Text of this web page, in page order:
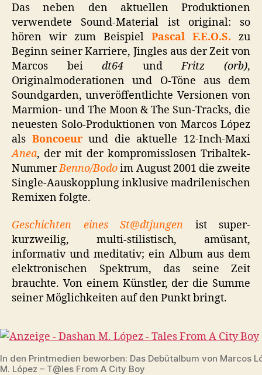
Das neben den aktuellen Produktionen
verwendete Sound-Material ist original: so
hören wir zum Beispiel Pascal F.E.O.S. zu
Beginn seiner Karriere, Jingles aus der Zeit von
Marcos beidt64 undFritz (orb),
Originalmoderationen und O-Töne aus dem
Soundgarden, unveröffentlichte Versionen von
Marmion- und The Moon & The Sun-Tracks, die
neuesten Solo-Produktionen von Marcos López
als Boncoeurund die aktuelle 12-Inch-Maxi
Anea, der mit der kompromisslosen Tribaltek-
NummerBenno/Bodoim August 2001 die zweite
Single-Aauskopplung inklusive madrilenischen
Remixen folgte.
Geschichten eines St@dtjungen ist super-
kurzweilig, multi-stilistisch, amüsant,
informativ und meditativ; ein Album aus dem
elektronischen Spektrum, das seine Zeit
brauchte. Von einem Künstler, der die Summe
seiner Möglichkeiten auf den Punkt bringt.
In den Printmedien beworben: Das Debütalbum von Marcos
M. López – T@les From A City Boy